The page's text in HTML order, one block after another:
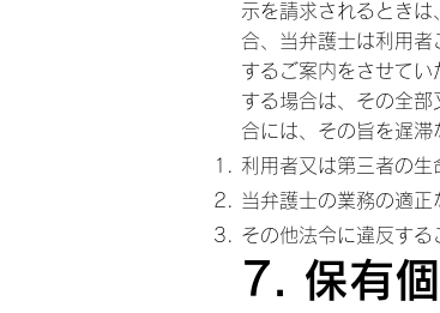
示を請求されるとき
合、当弁護士は利用
するご案内をさせて
する場合は、その全
合には、その旨を遅
利用者又は第三者の
当弁護士の業務の適
その他法令に違反する
7. 保有